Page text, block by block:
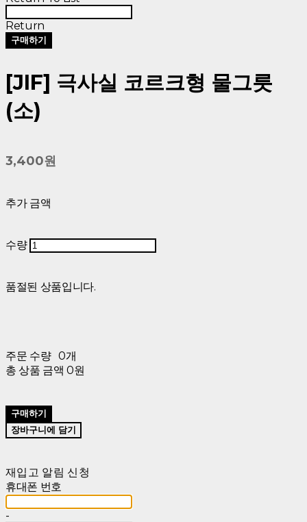
Return
구매하기
[JIF] 극사실 코르크형 물그릇
(소)
3,400원
추가 금액
수량
품절된 상품입니다.
주문 수량 0개
총 상품 금액 0원
구매하기
장바구니에 담기
재입고 알림 신청
휴대폰 번호
-